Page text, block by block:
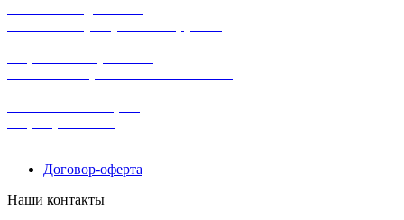
Договор-оферта
Наши контакты